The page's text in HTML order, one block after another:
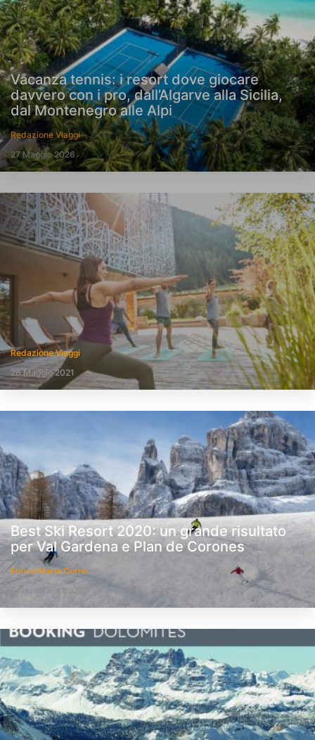
Vacanza tennis: i resort dove giocare
davvero con i pro, dall’Algarve alla Sicilia,
dal Montenegro alle Alpi
Redazione Viaggi
27 Maggio 2026
Redazione Viaggi
28 Maggio 2021
Best Ski Resort 2020: un grande risultato
per Val Gardena e Plan de Corones
Enrico Maria Corno
7 Novembre 2020